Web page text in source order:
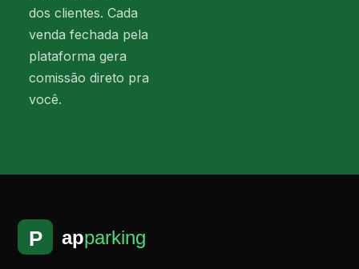
dos clientes. Cada
venda fechada pela
plataforma gera
comissão direto pra
você.